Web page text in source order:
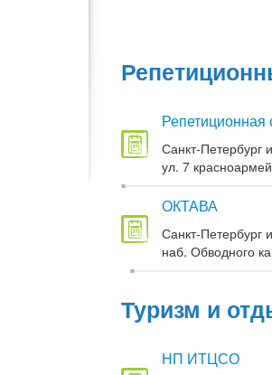
Репетиционная
Санкт-Петербург
ул. 7
ОКТАВА
Санкт-Петербург
наб. Обводного
Туризм и
НП ИТЦСО